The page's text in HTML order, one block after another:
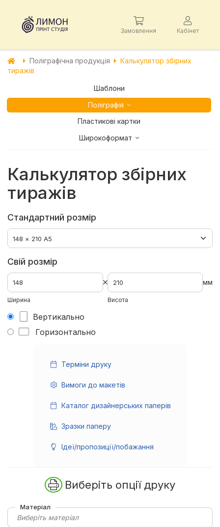
Замовлення Кабінет
Поліграфічна продукція
Калькулятор збірних
тиражів
Шаблони
Поліграфія
Пластикові картки
Широкоформат
Калькулятор збірних
тиражів
Стандартний розмір
Свій розмір
Ширина Висота
мм
Вертикально
Горизонтально
Терміни друку
Вимоги до макетів
Каталог дизайнерських паперів
Зразки паперу
Ідеї/пропозиції/побажання
Виберіть опції друку
Матеріал
Виберіть матеріал